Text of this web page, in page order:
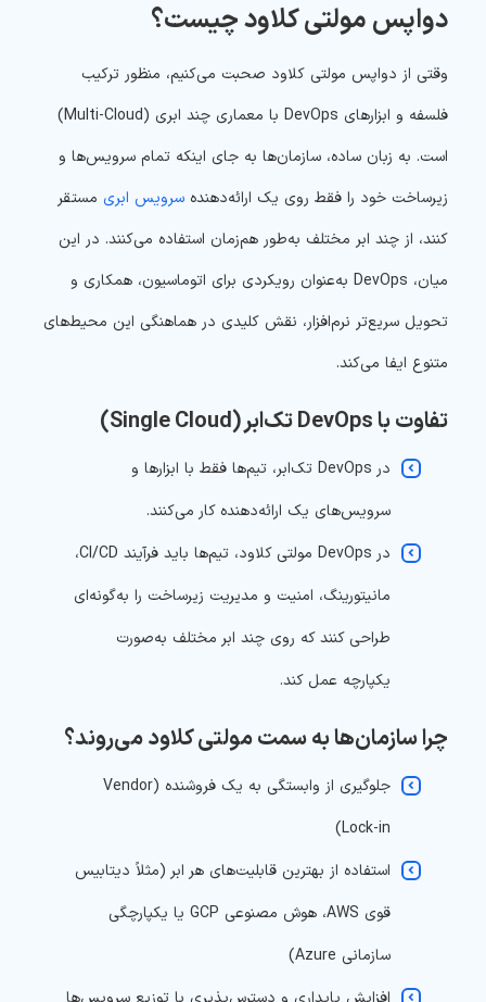
دواپس مولتی کلاود چیست؟
وقتی از دواپس مولتی کلاود صحبت می‌کنیم، منظور ترکیب
فلسفه و ابزارهای DevOps با معماری چند ابری (Multi-Cloud)
است. به زبان ساده، سازمان‌ها به جای اینکه تمام سرویس‌ها و
زیرساخت خود را فقط روی یک ارائه‌دهنده سرویس ابری مستقر
کنند، از چند ابر مختلف به‌طور هم‌زمان استفاده می‌کنند. در این
میان، DevOps به‌عنوان رویکردی برای اتوماسیون، همکاری و
تحویل سریع‌تر نرم‌افزار، نقش کلیدی در هماهنگی این محیط‌های
متنوع ایفا می‌کند.
تفاوت با DevOps تک‌ابر (Single Cloud)
در DevOps تک‌ابر، تیم‌ها فقط با ابزارها و
سرویس‌های یک ارائه‌دهنده کار می‌کنند.
در DevOps مولتی کلاود، تیم‌ها باید فرآیند CI/CD،
مانیتورینگ، امنیت و مدیریت زیرساخت را به‌گونه‌ای
طراحی کنند که روی چند ابر مختلف به‌صورت
یکپارچه عمل کند.
چرا سازمان‌ها به سمت مولتی کلاود می‌روند؟
جلوگیری از وابستگی به یک فروشنده (Vendor
Lock-in)
استفاده از بهترین قابلیت‌های هر ابر (مثلاً دیتابیس
قوی AWS، هوش مصنوعی GCP یا یکپارچگی
سازمانی Azure)